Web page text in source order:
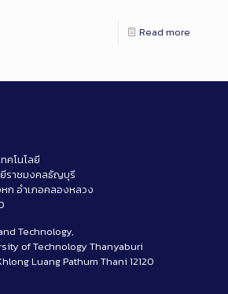
Read more
คโนโลยี
ยีราชมงคลธัญบุรี
ก อำเภอคลองหลวง
Technology,
of Technology Thanyaburi
Luang Pathum Thani 12120